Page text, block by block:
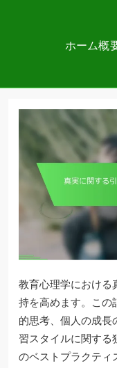
ホーム概
content
教育心理学における
持を高めます。この
的思考、個人の成
習スタイルに関する
のベストプラクティ